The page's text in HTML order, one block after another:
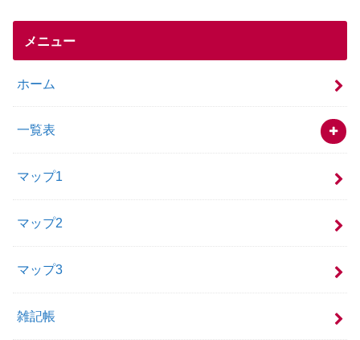
メニュー
ホーム
一覧表
マップ1
マップ2
マップ3
雑記帳